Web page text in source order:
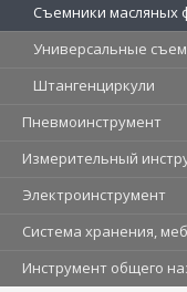
Съемники масляных
Универсальные
Штангенциркули
Пневмоинструмент
Измерительный
Электроинструмент
Система хранения,
Инструмент общего